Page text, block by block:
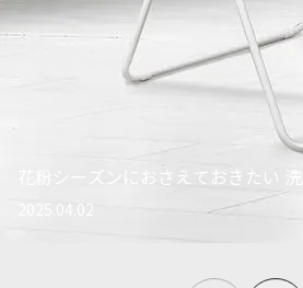
花粉シーズンにおさえておきたい
2025.04.02